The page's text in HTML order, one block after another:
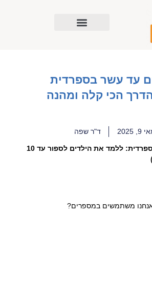
עד עשר בספרדית
הכי קלה ומהנה
9, 2025 ד"ר שפה
קסם המספרים בספרדית: ללמד את הילדים לספור עד 10
משתמשים במספרים?